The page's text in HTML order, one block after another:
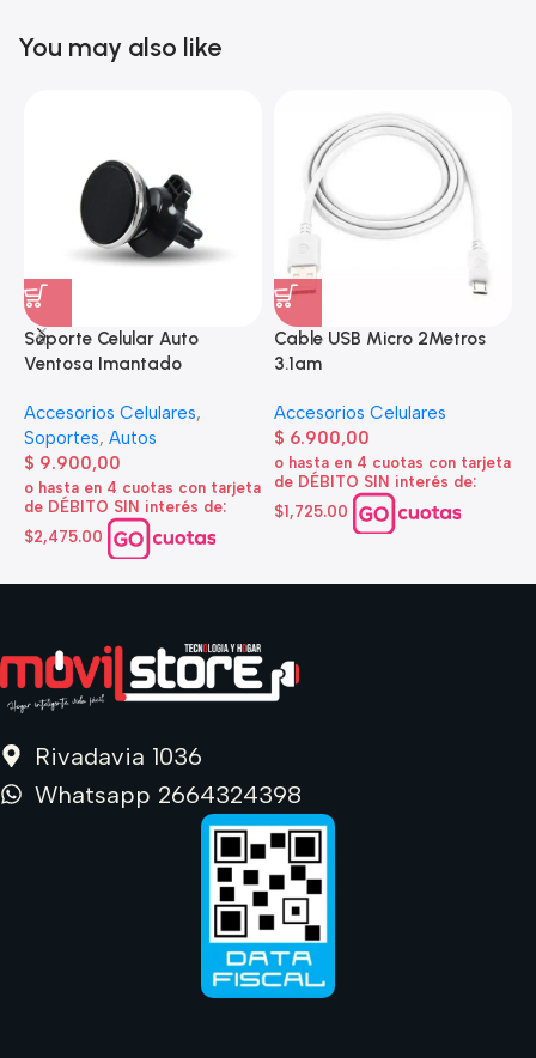
You may also like
Soporte Celular Auto
Ventosa Imantado
Accesorios Celulares,
Soportes, Autos
$ 9.900,00
o hasta en 4 cuotas con tarjeta
de DÉBITO SIN interés de:
$2,475.00
Cable USB Micro 2Metros
3.1am
Accesorios Celulares
$ 6.900,00
o hasta en 4 cuotas con tarjeta
de DÉBITO SIN interés de:
$1,725.00
Rivadavia 1036
Whatsapp 2664324398